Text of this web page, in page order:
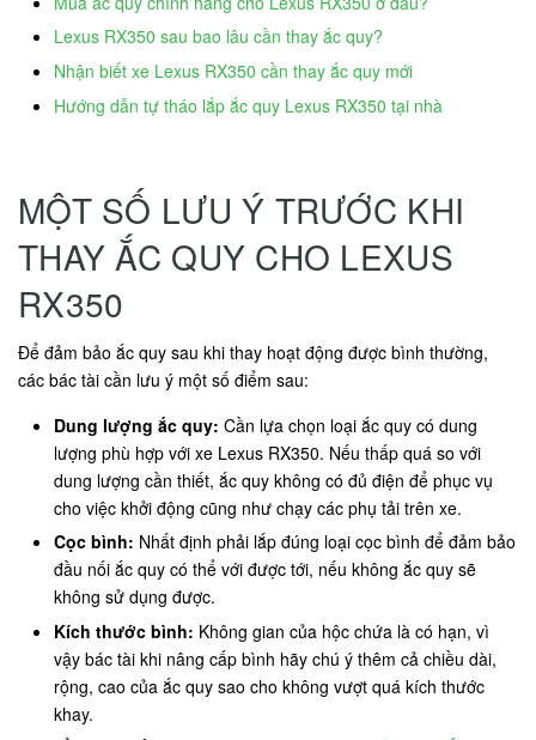
Lexus RX350 sau bao lâu cần thay ắc quy?
Nhận biết xe Lexus RX350 cần thay ắc quy mới
Hướng dẫn tự tháo lắp ắc quy Lexus RX350 tại nhà
MỘT SỐ LƯU Ý TRƯỚC KHI
THAY ẮC QUY CHO LEXUS
RX350
Để đảm bảo ắc quy sau khi thay hoạt động được bình thường,
các bác tài cần lưu ý một số điểm sau:
Dung lượng ắc quy: Cần lựa chọn loại ắc quy có dung
lượng phù hợp với xe Lexus RX350. Nếu thấp quá so với
dung lượng cần thiết, ắc quy không có đủ điện để phục vụ
cho việc khởi động cũng như chạy các phụ tải trên xe.
Cọc bình: Nhất định phải lắp đúng loại cọc bình để đảm bảo
đầu nối ắc quy có thể với được tới, nếu không ắc quy sẽ
không sử dụng được.
Kích thước bình: Không gian của hộc chứa là có hạn, vì
vậy bác tài khi nâng cấp bình hãy chú ý thêm cả chiều dài,
rộng, cao của ắc quy sao cho không vượt quá kích thước
khay.